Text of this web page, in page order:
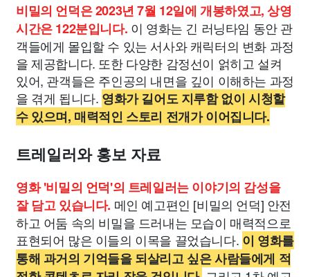
비밀의 언덕은 2023년 7월 12일에 개봉하였고, 상영
시간은 122분입니다. 이 영화는 긴 러닝타임 동안 관
객들에게 몰입할 수 있는 서사와 캐릭터의 변화 과정
을 제공합니다. 또한 다양한 감정선이 얽히고 설켜
있어, 관객들은 주인공의 내면을 깊이 이해하는 과정
을 겪게 됩니다. 영화가 길어도 지루함 없이 시청할
수 있으며, 매력적인 스토리 전개가 이어집니다.
트레일러와 홍보 자료
영화 '비밀의 언덕'의 트레일러는 이야기의 감성을
잘 담고 있습니다. 메인 예고편인 [비밀의 언덕] 안전
하고 어둠 속의 비밀을 드러내는 모습이 매력적으로
표현되어 많은 이들의 이목을 끌었습니다. 이 영화를
통해 과거의 기억들을 되살리고 싶은 사람들에게 적